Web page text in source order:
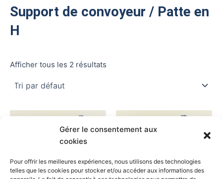
Gérer le consentement aux
cookies
Pour offrir les meilleures expériences, nous utilisons des technologies
telles que les cookies pour stocker et/ou accéder aux informations des
Support de convoyeur / Patte en
H
Afficher tous les 2 résultats